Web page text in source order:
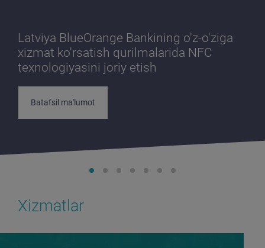
Latviya BlueOrange Bankining o'z-o'ziga
xizmat ko'rsatish qurilmalarida NFC
texnologiyasini joriy etish
Batafsil ma'lumot
Xizmatlar